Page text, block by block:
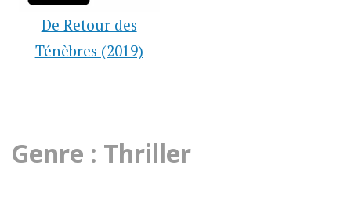
De Retour des
Ténèbres (2019)
Genre : Thriller